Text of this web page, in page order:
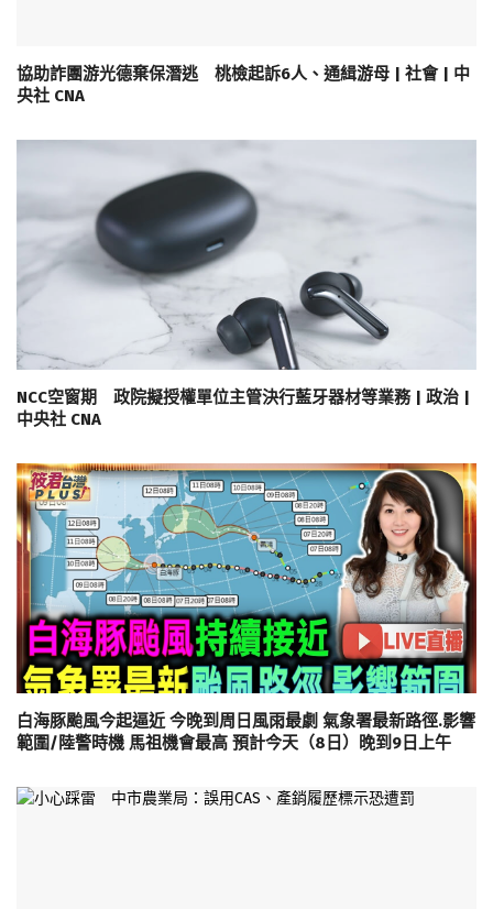
協助詐團游光德棄保潛逃 桃檢起訴6人、通緝游母 | 社會 | 中
央社 CNA
NCC空窗期 政院擬授權單位主管決行藍牙器材等業務 | 政治 |
中央社 CNA
白海豚颱風今起逼近 今晚到周日風雨最劇 氣象署最新路徑.影響
範圍/陸警時機 馬祖機會最高 預計今天（8日）晚到9日上午